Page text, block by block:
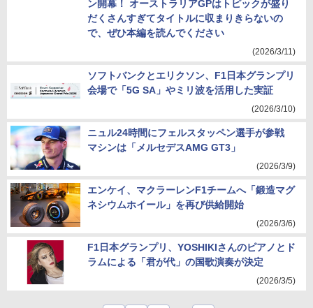
ン開幕！ オーストラリアGPはトピックが盛り
だくさんすぎてタイトルに収まりきらないの
で、ぜひ本編を読んでください
(2026/3/11)
ソフトバンクとエリクソン、F1日本グランプリ
会場で「5G SA」やミリ波を活用した実証
(2026/3/10)
ニュル24時間にフェルスタッペン選手が参戦
マシンは「メルセデスAMG GT3」
(2026/3/9)
エンケイ、マクラーレンF1チームへ「鍛造マグ
ネシウムホイール」を再び供給開始
(2026/3/6)
F1日本グランプリ、YOSHIKIさんのピアノとド
ラムによる「君が代」の国歌演奏が決定
(2026/3/5)